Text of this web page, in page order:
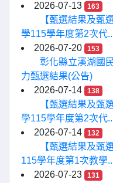
2026-07-13
163
【甄選結果及甄
學115學年度第2次代
2026-07-20
153
彰化縣立溪湖國
力甄選結果(公告)
2026-07-14
138
【甄選結果及甄
學115學年度第2次代
2026-07-14
132
【甄選結果及甄
115學年度第1次教學
2026-07-23
131